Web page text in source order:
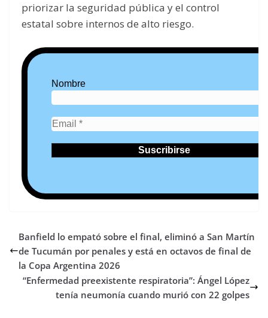
priorizar la seguridad pública y el control
estatal sobre internos de alto riesgo.
Nombre
Banfield lo empató sobre el final, eliminó a San Martín
de Tucumán por penales y está en octavos de final de
la Copa Argentina 2026
“Enfermedad preexistente respiratoria”: Ángel López
tenía neumonía cuando murió con 22 golpes